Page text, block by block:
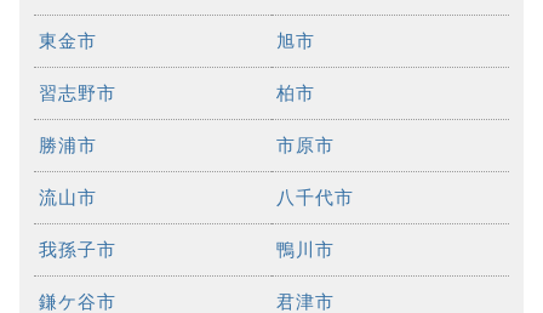
東金市 旭市
習志野市 柏市
勝浦市 市原市
流山市 八千代市
我孫子市 鴨川市
鎌ケ谷市 君津市